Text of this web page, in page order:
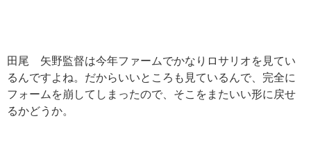
田尾 矢野監督は今年ファームでかなりロサリオを見てい
るんですよね。だからいいところも見ているんで、完全に
フォームを崩してしまったので、そこをまたいい形に戻せ
るかどうか。